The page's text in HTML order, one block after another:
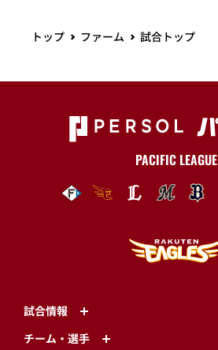
トップ ファーム 試合トップ
PACIFIC LEAGUE
試合情報
チーム・選手